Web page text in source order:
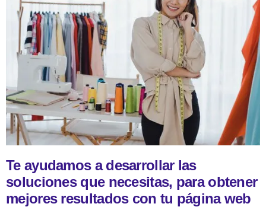
Te ayudamos a desarrollar las
soluciones que necesitas, para obtener
mejores resultados con tu página web